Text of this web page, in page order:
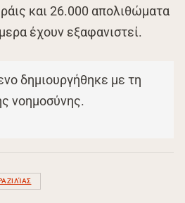
και 26.000 απολιθώματα
έχουν εξαφανιστεί.
δημιουργήθηκε με τη
νοημοσύνης.